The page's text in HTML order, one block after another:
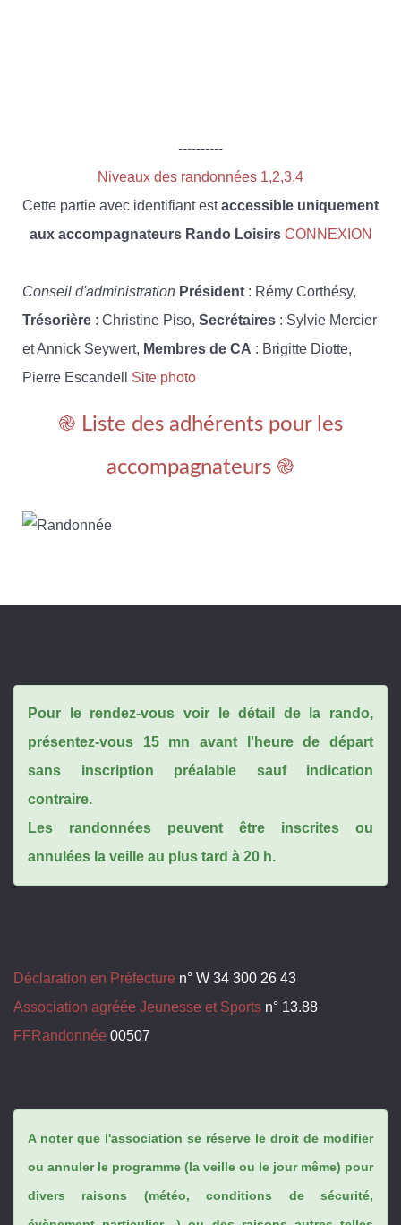
----------
Niveaux des randonnées 1,2,3,4
Cette partie avec identifiant estaccessible uniquement
aux accompagnateurs Rando Loisirs CONNEXION
Conseil d'administration Président : Rémy Corthésy,
Trésorière : Christine Piso, Secrétaires : Sylvie Mercier
et Annick Seywert, Membres de CA : Brigitte Diotte,
Pierre Escandell Site photo
֎ Liste des adhérents pour les
accompagnateurs ֎
Pour le rendez-vous voir le détail de la rando,
présentez-vous 15 mn avant l'heure de départ
sans inscription préalable sauf indication
contraire.
Les randonnées peuvent être inscrites ou
annulées la veille au plus tard à 20 h.
Déclaration en Préfecture n° W 34 300 26 43
Association agréée Jeunesse et Sports n° 13.88
FFRandonnée 00507
A noter que l'association se réserve le droit de modifier
ou annuler le programme (la veille ou le jour même) pour
divers raisons (météo, conditions de sécurité,